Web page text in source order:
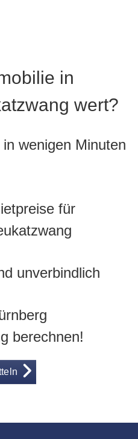
in
wert?
wenigen Minuten
für
unverbindlich
berechnen!